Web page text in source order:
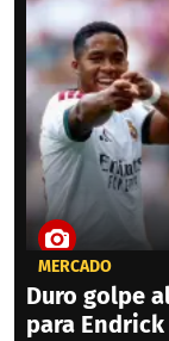
MERCADO
Duro golpe
para